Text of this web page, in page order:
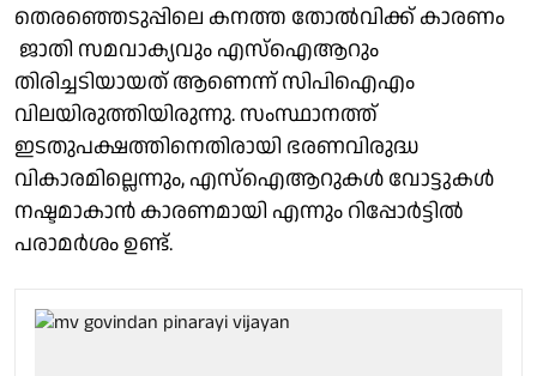
തെരഞ്ഞെടുപ്പിലെ കനത്ത തോൽവിക്ക് കാരണം
ജാതി സമവാക്യവും എസ്ഐആറും
തിരിച്ചടിയായത് ആണെന്ന് സിപിഐഎം
വിലയിരുത്തിയിരുന്നു. സംസ്ഥാനത്ത്
ഇടതുപക്ഷത്തിനെതിരായി ഭരണവിരുദ്ധ
വികാരമില്ലെന്നും, എസ്ഐആറുകൾ വോട്ടുകൾ
നഷ്ടമാകാൻ കാരണമായി എന്നും റിപ്പോർട്ടിൽ
പരാമർശം ഉണ്ട്.